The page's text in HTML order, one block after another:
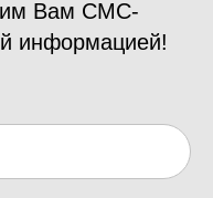
Вам СМС-
информацией!